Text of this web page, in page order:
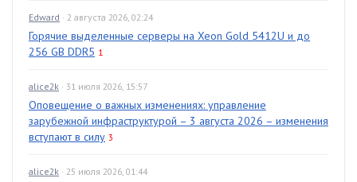
Edward · 2 августа 2026, 02:24
Горячие выделенные серверы на Xeon Gold 5412U и до
256 GB DDR5 1
alice2k · 31 июля 2026, 15:57
Оповещение о важных изменениях: управление
зарубежной инфраструктурой – 3 августа 2026 – изменения
вступают в силу 3
alice2k · 25 июля 2026, 01:44